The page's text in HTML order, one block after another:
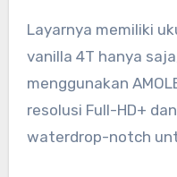
Layarnya memiliki
vanilla 4T hanya
menggunakan
resolusi Full-HD+
waterdrop-notch